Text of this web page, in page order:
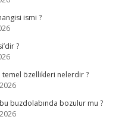
ismi ?
?
temel özellikleri nelerdir ?
buzdolabında bozulur mu ?